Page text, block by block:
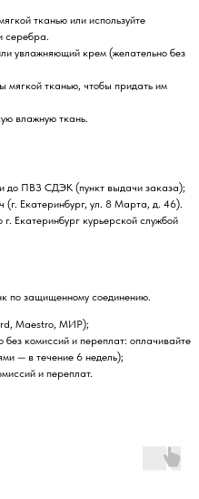
тканью или используйте
серебра.
увлажняющий крем (желательно без
мягкой тканью, чтобы придать им
влажную ткань.
до ПВЗ СДЭК (пункт выдачи заказа);
Екатеринбург, ул. 8 Марта, д. 46).
Екатеринбург курьерской службой
по защищенному соединению.
Maestro, МИР);
комиссий и переплат: оплачивайте
— в течение 6 недель);
и переплат.